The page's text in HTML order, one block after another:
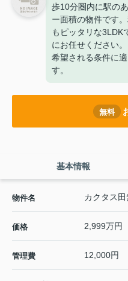
歩10分圏内に駅の
ー面積の物件です
もピッタリな3LDK
にお任せください
希望される条件に
す。
無料
基本情報
物件名 カクタス
価格 2,999万円
管理費 12,000円